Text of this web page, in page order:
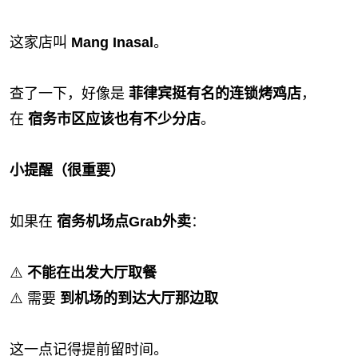
这家店叫 Mang Inasal。
查了一下，好像是 菲律宾挺有名的连锁烤鸡店，
在 宿务市区应该也有不少分店。
小提醒（很重要）
如果在 宿务机场点Grab外卖：
⚠️ 不能在出发大厅取餐
⚠️ 需要 到机场的到达大厅那边取
这一点记得提前留时间。